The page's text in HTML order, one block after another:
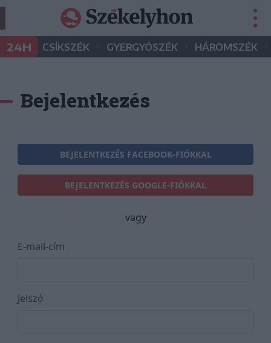
24H CSÍKSZÉK • GYERGYÓSZÉK • HÁROMSZÉK •
Bejelentkezés
BEJELENTKEZÉS FACEBOOK-FIÓKKAL
BEJELENTKEZÉS GOOGLE-FIÓKKAL
vagy
E-mail-cím
Jelszó